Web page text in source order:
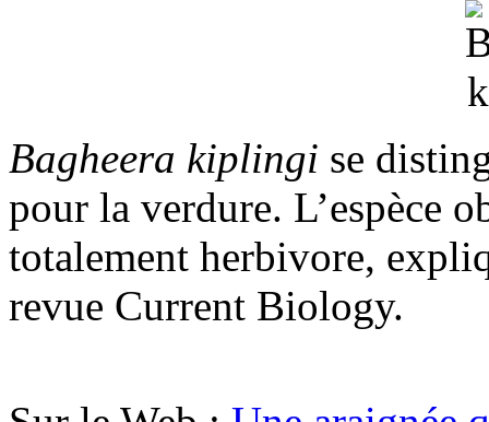
Bagheera kiplingi se
pour la verdure. L’espèce
totalement herbivore,
revue Current Biology.